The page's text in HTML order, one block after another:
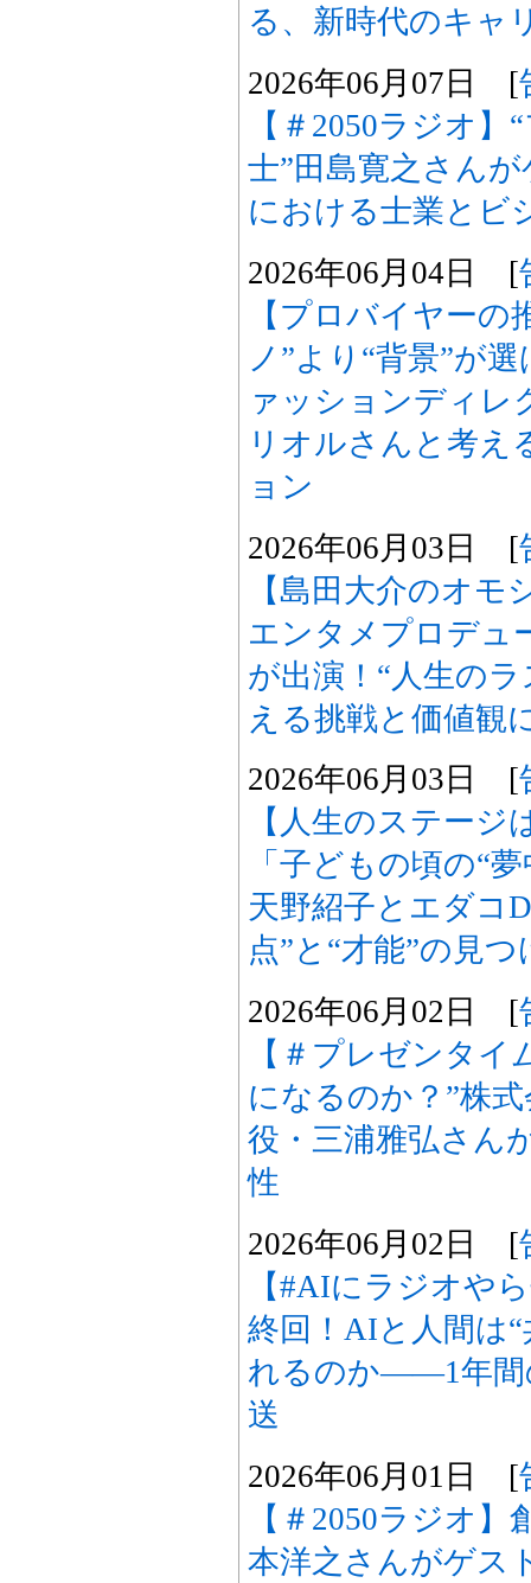
る、新時代のキャ
2026年06月07日 [
【＃2050ラジオ
士”田島寛之さん
における士業とビ
2026年06月04日 [
【プロバイヤー
ノ”より“背景”が
ァッションディレ
リオルさんと考え
ョン
2026年06月03日 [
【島田大介のオモ
エンタメプロデュ
が出演！“人生の
える挑戦と価値観
2026年06月03日 [
【人生のステー
「子どもの頃の“
天野紹子とエダコ
点”と“才能”の見つ
2026年06月02日 [
【＃プレゼンタイ
になるのか？”株式
役・三浦雅弘さん
性
2026年06月02日 [
【#AIにラジオや
終回！AIと人間は
れるのか――1年間
送
2026年06月01日 [
【＃2050ラジオ
本洋之さんがゲス